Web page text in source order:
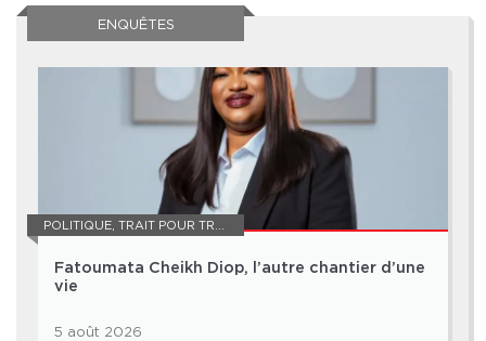
ENQUÊTES
POLITIQUE, TRAIT POUR TRAIT
Fatoumata Cheikh Diop, l’autre chantier d’une
vie
5 août 2026